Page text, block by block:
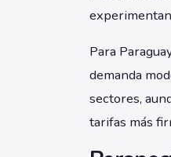
Para
demanda
sectores,
tarifas más